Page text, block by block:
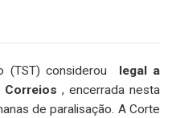
(TST) considerou legal a
Correios , encerrada nesta
de paralisação. A Corte